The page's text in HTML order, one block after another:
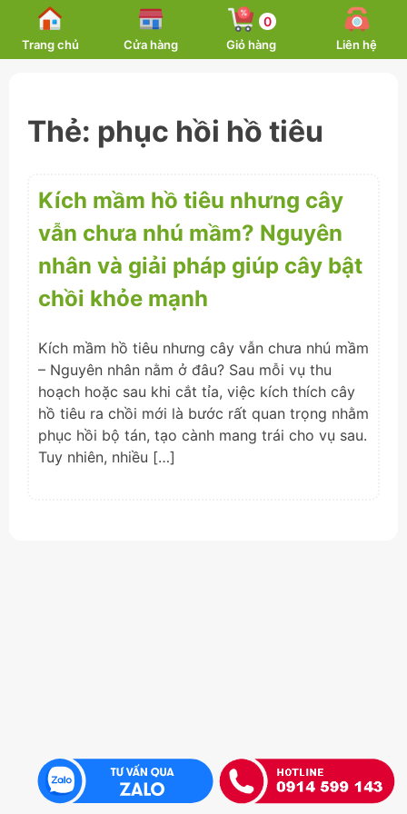
content
Trang chủ Cửa hàng
0
Giỏ hàng Liên hệ
Thẻ: phục hồi hồ tiêu
Kích mầm hồ tiêu nhưng cây
vẫn chưa nhú mầm? Nguyên
nhân và giải pháp giúp cây bật
chồi khỏe mạnh
Kích mầm hồ tiêu nhưng cây vẫn chưa nhú mầm
– Nguyên nhân nằm ở đâu? Sau mỗi vụ thu
hoạch hoặc sau khi cắt tỉa, việc kích thích cây
hồ tiêu ra chồi mới là bước rất quan trọng nhằm
phục hồi bộ tán, tạo cành mang trái cho vụ sau.
Tuy nhiên, nhiều […]